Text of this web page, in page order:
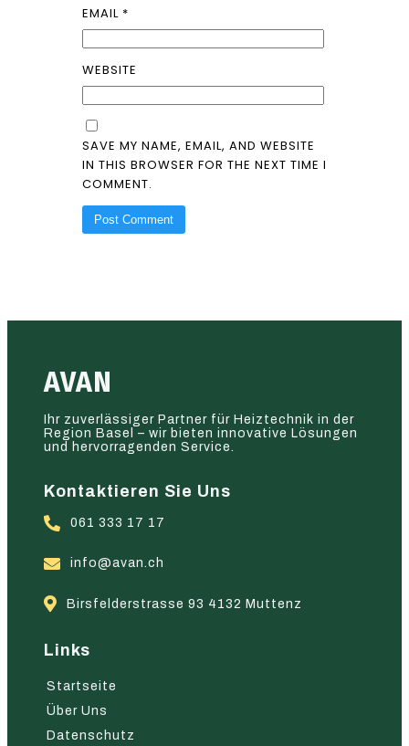
EMAIL *
WEBSITE
SAVE MY NAME, EMAIL, AND WEBSITE
IN THIS BROWSER FOR THE NEXT TIME I
COMMENT.
AVAN
Ihr zuverlässiger Partner für Heiztechnik in der
Region Basel – wir bieten innovative Lösungen
und hervorragenden Service.
Kontaktieren Sie Uns
061 333 17 17
info@avan.ch
Birsfelderstrasse 93 4132 Muttenz
Links
Startseite
Über Uns
Datenschutz